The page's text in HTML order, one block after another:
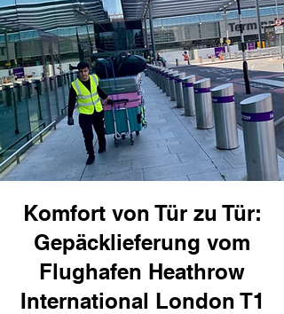
Komfort von Tür zu Tür:
Gepäcklieferung vom
Flughafen Heathrow
International London T1